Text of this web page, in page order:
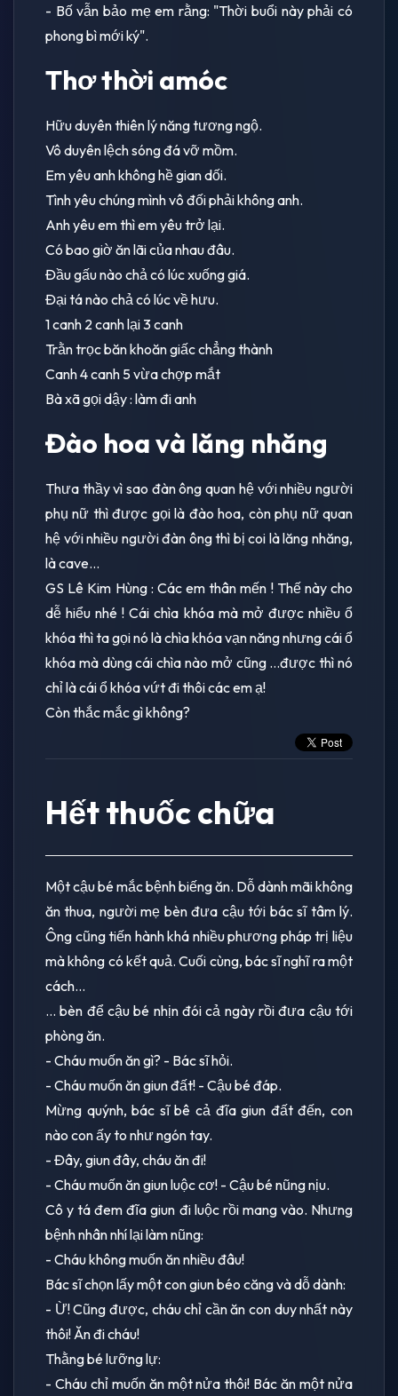
- Bố vẫn bảo mẹ em rằng: "Thời buổi này phải có
phong bì mới ký".
Thơ thời amóc
Hữu duyên thiên lý năng tương ngộ.
Vô duyên lệch sóng đá vỡ mồm.
Em yêu anh không hề gian dối.
Tình yêu chúng mình vô đối phải không anh.
Anh yêu em thì em yêu trở lại.
Có bao giờ ăn lãi của nhau đâu.
Đầu gấu nào chả có lúc xuống giá.
Đại tá nào chả có lúc về hưu.
1 canh 2 canh lại 3 canh
Trằn trọc băn khoăn giấc chẳng thành
Canh 4 canh 5 vừa chợp mắt
Bà xã gọi dậy : làm đi anh
Đào hoa và lăng nhăng
Thưa thầy vì sao đàn ông quan hệ với nhiều người
phụ nữ thì được gọi là đào hoa, còn phụ nữ quan
hệ với nhiều người đàn ông thì bị coi là lăng nhăng,
là cave...
GS Lê Kim Hùng : Các em thân mến ! Thế này cho
dễ hiểu nhé ! Cái chìa khóa mà mở được nhiều ổ
khóa thì ta gọi nó là chìa khóa vạn năng nhưng cái ổ
khóa mà dùng cái chìa nào mở cũng ...được thì nó
chỉ là cái ổ khóa vứt đi thôi các em ạ!
Còn thắc mắc gì không?
Hết thuốc chữa
Một cậu bé mắc bệnh biếng ăn. Dỗ dành mãi không
ăn thua, người mẹ bèn đưa cậu tới bác sĩ tâm lý.
Ông cũng tiến hành khá nhiều phương pháp trị liệu
mà không có kết quả. Cuối cùng, bác sĩ nghĩ ra một
cách...
... bèn để cậu bé nhịn đói cả ngày rồi đưa cậu tới
phòng ăn.
- Cháu muốn ăn gì? - Bác sĩ hỏi.
- Cháu muốn ăn giun đất! - Cậu bé đáp.
Mừng quýnh, bác sĩ bê cả đĩa giun đất đến, con
nào con ấy to như ngón tay.
- Đây, giun đây, cháu ăn đi!
- Cháu muốn ăn giun luộc cơ! - Cậu bé nũng nịu.
Cô y tá đem đĩa giun đi luộc rồi mang vào. Nhưng
bệnh nhân nhí lại làm nũng:
- Cháu không muốn ăn nhiều đâu!
Bác sĩ chọn lấy một con giun béo căng và dỗ dành:
- Ừ! Cũng được, cháu chỉ cần ăn con duy nhất này
thôi! Ăn đi cháu!
Thằng bé lưỡng lự:
- Cháu chỉ muốn ăn một nửa thôi! Bác ăn một nửa